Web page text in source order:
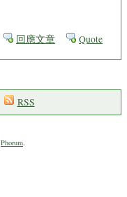
回應文章 Quote
RSS
Phorum.